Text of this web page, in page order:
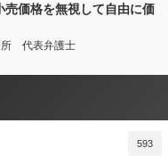
価格を無視して自由に価
所 代表弁護士
593